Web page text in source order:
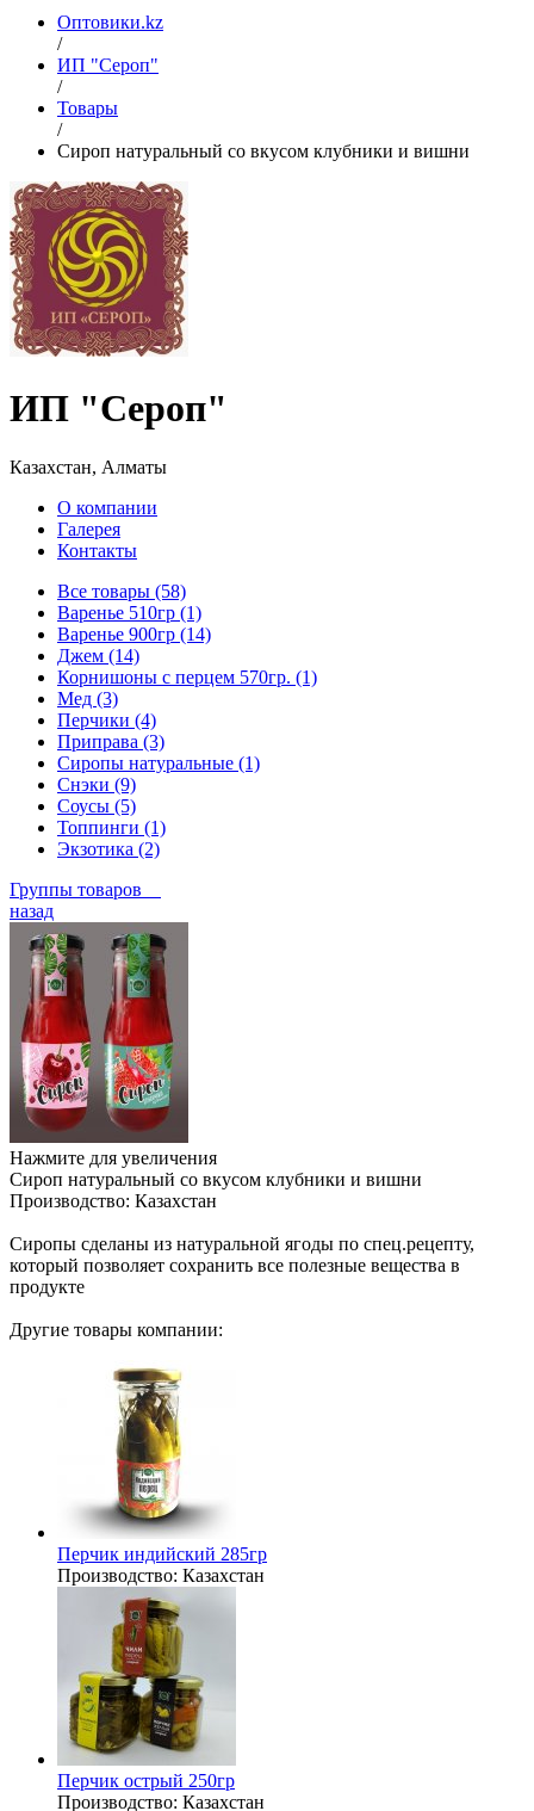
Оптовики.kz
/
ИП "Сероп"
/
Товары
/
Сироп натуральный со вкусом клубники и вишни
ИП "Сероп"
Казахстан, Алматы
О компании
Галерея
Контакты
Все товары (58)
Варенье 510гр (1)
Варенье 900гр (14)
Джем (14)
Корнишоны с перцем 570гр. (1)
Мед (3)
Перчики (4)
Приправа (3)
Сиропы натуральные (1)
Снэки (9)
Соусы (5)
Топпинги (1)
Экзотика (2)
Группы товаров
назад
Нажмите для увеличения
Сироп натуральный со вкусом клубники и вишни
Производство: Казахстан
Сиропы сделаны из натуральной ягоды по спец.рецепту,
который позволяет сохранить все полезные вещества в
продукте
Другие товары компании:
Перчик индийский 285гр
Производство: Казахстан
Перчик острый 250гр
Производство: Казахстан